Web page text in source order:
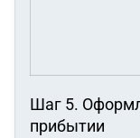
Шаг 5.
прибытии